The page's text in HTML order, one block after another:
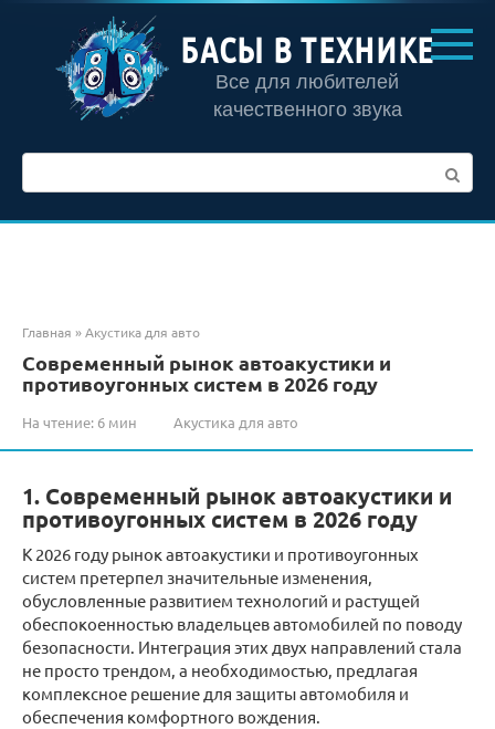
контенту
БАСЫ В ТЕХНИКЕ
Все для любителей
качественного звука
Главная »Акустика для авто
Современный рынок автоакустики и
противоугонных систем в 2026 году
На чтение: 6 мин Акустика для авто
1. Современный рынок автоакустики и
противоугонных систем в 2026 году
К 2026 году рынок автоакустики и противоугонных
систем претерпел значительные изменения,
обусловленные развитием технологий и растущей
обеспокоенностью владельцев автомобилей по поводу
безопасности. Интеграция этих двух направлений стала
не просто трендом, а необходимостью, предлагая
комплексное решение для защиты автомобиля и
обеспечения комфортного вождения.